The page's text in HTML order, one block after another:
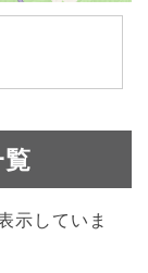
示していま